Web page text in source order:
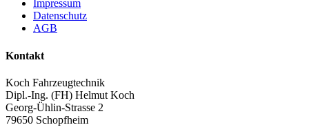
Impressum
Datenschutz
AGB
Kontakt
Koch Fahrzeugtechnik
Dipl.-Ing. (FH) Helmut Koch
Georg-Ühlin-Strasse 2
79650 Schopfheim